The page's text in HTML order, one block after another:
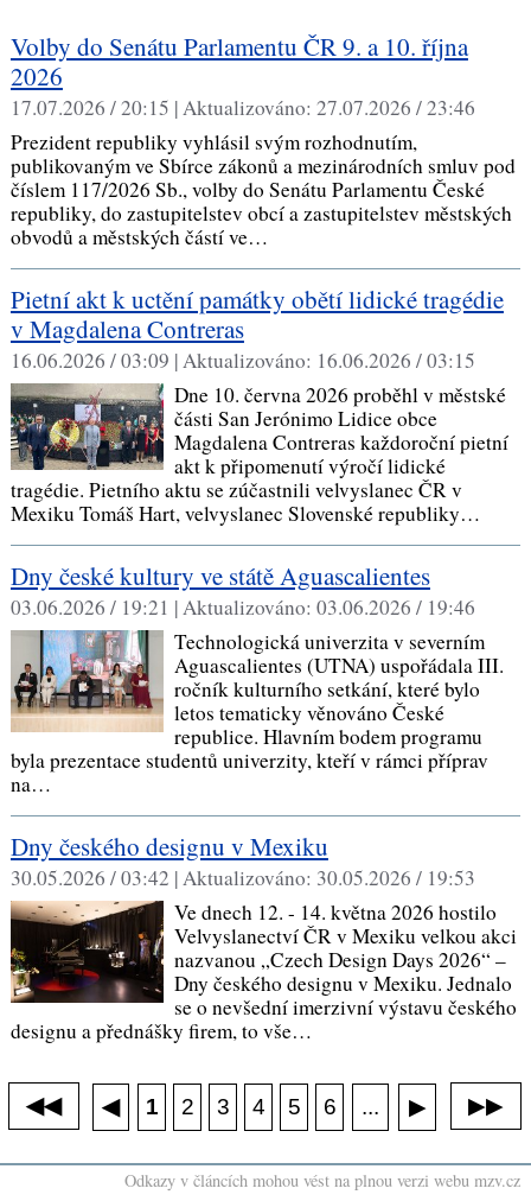
Volby do Senátu Parlamentu ČR 9. a 10. října
2026
17.07.2026 / 20:15 |Aktualizováno: 27.07.2026 / 23:46
Prezident republiky vyhlásil svým rozhodnutím,
publikovaným ve Sbírce zákonů a mezinárodních smluv pod
číslem 117/2026 Sb., volby do Senátu Parlamentu České
republiky, do zastupitelstev obcí a zastupitelstev městských
obvodů a městských částí ve…
Pietní akt k uctění památky obětí lidické tragédie
v Magdalena Contreras
16.06.2026 / 03:09 |Aktualizováno: 16.06.2026 / 03:15
Dne 10. června 2026 proběhl v městské
části San Jerónimo Lidice obce
Magdalena Contreras každoroční pietní
akt k připomenutí výročí lidické
tragédie. Pietního aktu se zúčastnili velvyslanec ČR v
Mexiku Tomáš Hart, velvyslanec Slovenské republiky…
Dny české kultury ve státě Aguascalientes
03.06.2026 / 19:21 |Aktualizováno: 03.06.2026 / 19:46
Technologická univerzita v severním
Aguascalientes (UTNA) uspořádala III.
ročník kulturního setkání, které bylo
letos tematicky věnováno České
republice. Hlavním bodem programu
byla prezentace studentů univerzity, kteří v rámci příprav
na…
Dny českého designu v Mexiku
30.05.2026 / 03:42 |Aktualizováno: 30.05.2026 / 19:53
Ve dnech 12. - 14. května 2026 hostilo
Velvyslanectví ČR v Mexiku velkou akci
nazvanou „Czech Design Days 2026“ –
Dny českého designu v Mexiku. Jednalo
se o nevšední imerzivní výstavu českého
designu a přednášky firem, to vše…
◀◀ ◀ 1 2 3 4 5 6 ... ▶ ▶▶
Odkazy v článcích mohou vést na plnou verzi webu mzv.cz